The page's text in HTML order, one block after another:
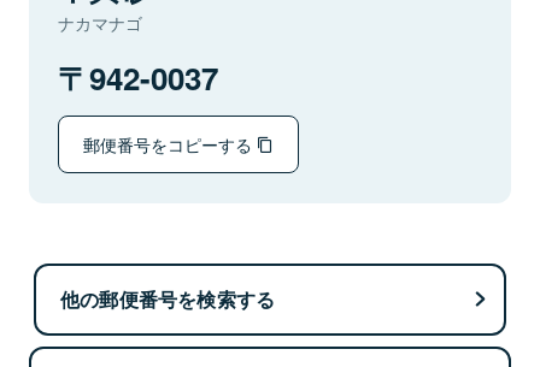
ナカマナゴ
942-0037
郵便番号をコピーする
他の郵便番号を検索する